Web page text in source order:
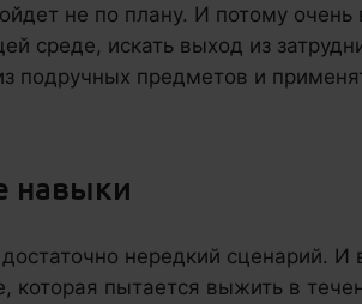
не по плану. И потому
среде, искать выход из
подручных предметов и
навыки
нередкий сценарий. И
которая пытается выжить в